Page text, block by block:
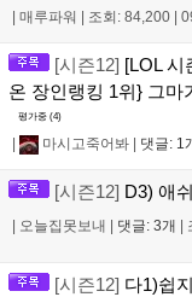
| 매루파워 | 조회: 84,200 |
[시즌12] [LOL 시
온 장인랭킹 1위} 그마
평가중 (4)
마시고죽어봐 댓글: 1
[시즌12] D3) 애
오늘집못보내 댓글: 3개
[시즌12] 다1)쉽